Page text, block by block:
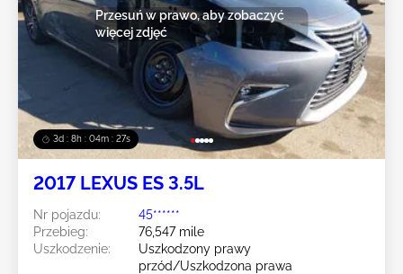
3d : 8h : 04m : 24s
Przesuń w prawo, aby zobaczyć
więcej zdjęć
2017 LEXUS ES 3.5L
Nr pojazdu:
45******
Przebieg:
76,547 mile
Uszkodzenie:
Uszkodzony prawy
przód/Uszkodzona prawa